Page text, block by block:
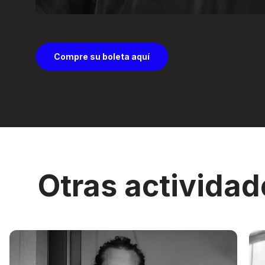
Compre su boleta aquí
Otras